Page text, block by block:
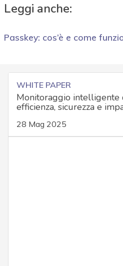
Leggi anche:
Passkey: cos’è e come
WHITE PAPER
Monitoraggio intelligente
efficienza, sicurezza e
28 Mag 2025